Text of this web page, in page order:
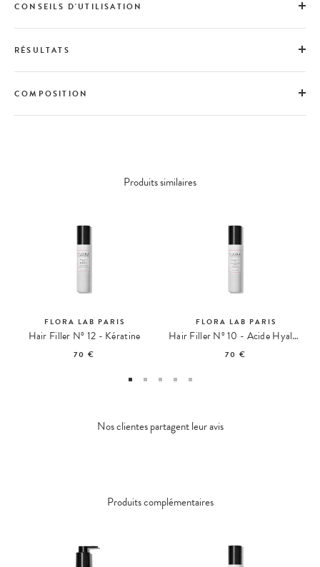
CONSEILS D'UTILISATION
RÉSULTATS
COMPOSITION
Produits similaires
FLORA LAB PARIS
Hair Filler Nº 12 - Kératine
70 €
FLORA LAB PARIS
Hair Filler Nº 10 - Acide Hyaluronique
70 €
Nos clientes partagent leur avis
Produits complémentaires